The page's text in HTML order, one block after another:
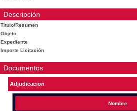
Descripción
Título/Resumen
Objeto
Expediente
Importe Licitación
Documentos
Adjudicacion
Nombre